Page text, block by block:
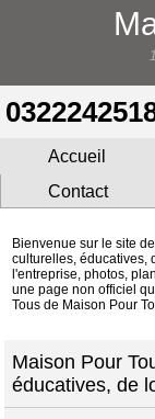
Accueil
Contact
Bienvenue sur le site
culturelles, éducatives,
l'entreprise, photos,
une page non officiel
Tous de Maison Pour
Maison Pour
éducatives, de